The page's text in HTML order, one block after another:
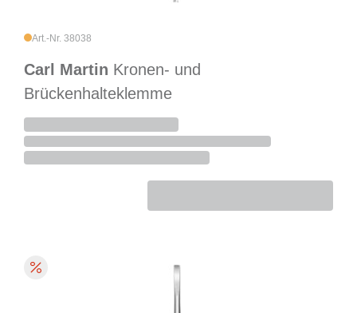
Art.-Nr. 38038
Carl Martin Kronen- und
Brückenhalteklemme